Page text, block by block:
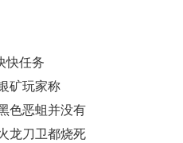
快任务
矿玩家称
色恶蛆并没有
龙刀卫都烧死